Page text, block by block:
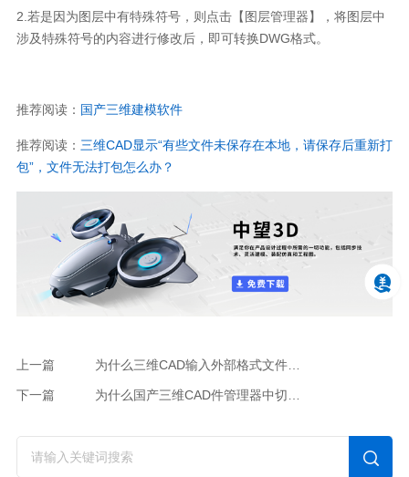
2.若是因为图层中有特殊符号，则点击【图层管理器】，将图层中
涉及特殊符号的内容进行修改后，即可转换DWG格式。
推荐阅读： 国产三维建模软件
推荐阅读： 三维CAD显示“有些文件未保存在本地，请保存后重新打
包”，文件无法打包怎么办？
上一篇 为什么三维CAD输入外部格式文件找不到有效许可证？
下一篇 为什么国产三维CAD件管理器中切换其他视图后，PMI标注不显示？